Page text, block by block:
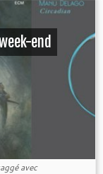
end
avec